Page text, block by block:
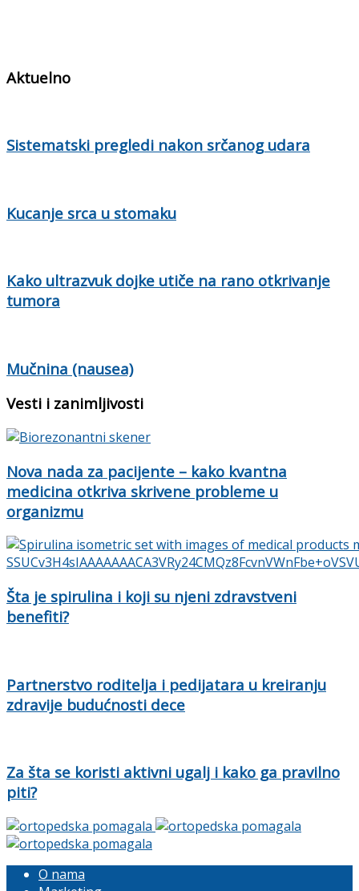
Aktuelno
Sistematski pregledi nakon srčanog udara
Kucanje srca u stomaku
Kako ultrazvuk dojke utiče na rano otkrivanje
tumora
Mučnina (nausea)
Vesti i zanimljivosti
Nova nada za pacijente – kako kvantna
medicina otkriva skrivene probleme u
organizmu
Šta je spirulina i koji su njeni zdravstveni
benefiti?
Partnerstvo roditelja i pedijatara u kreiranju
zdravije budućnosti dece
Za šta se koristi aktivni ugalj i kako ga pravilno
piti?
O nama